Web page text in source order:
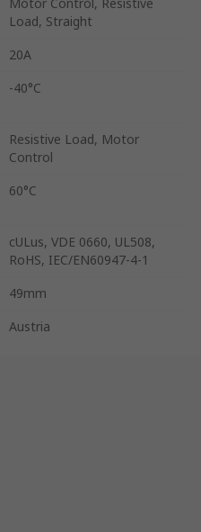
Load, Straight
20A
-40°C
Resistive Load, Motor
Control
60°C
cULus, VDE 0660, UL508,
RoHS, IEC/EN60947-4-1
49mm
Austria